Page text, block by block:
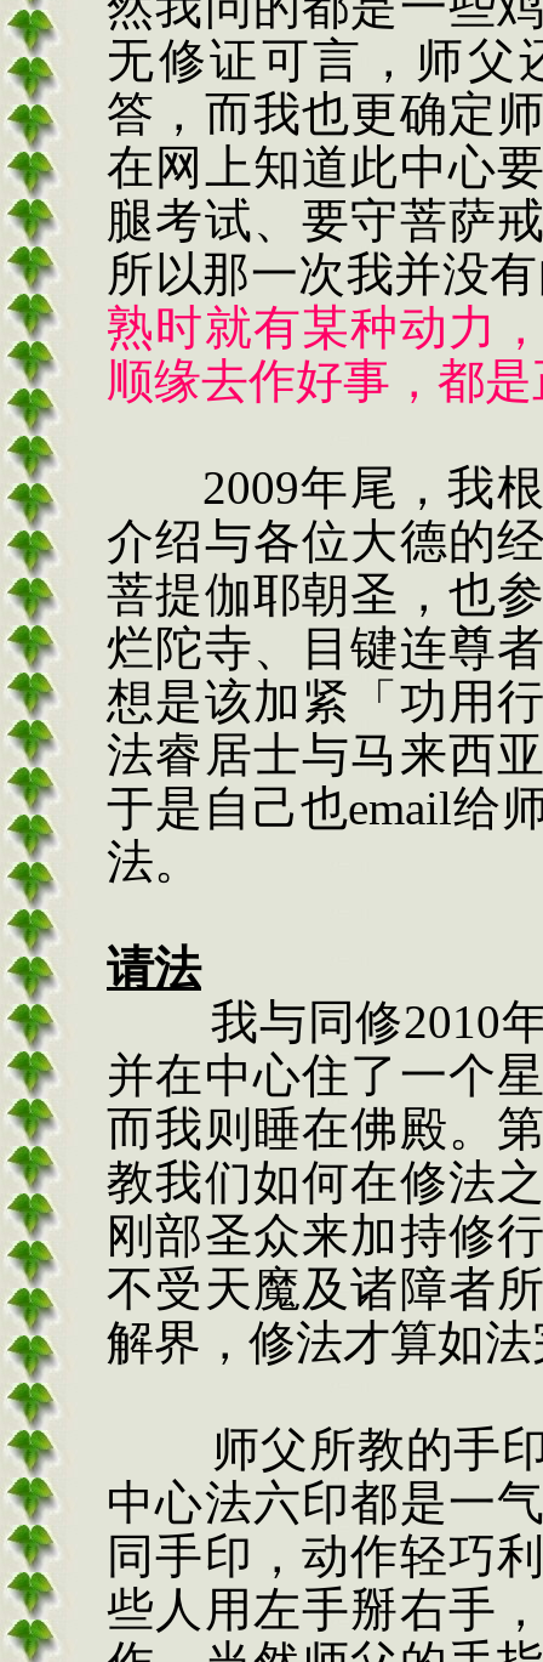
无修证可言，师父
答，而我也更确定
在网上知道此中心
腿考试、要守菩萨
所以那一次我并没
熟时就有某种动力
顺缘去作好事，都
2009年尾，我
介绍与各位大德的
菩提伽耶朝圣，也
烂陀寺、目键连尊
想是该加紧「功用
法睿居士与马来西
于是自己也email给
法。
请法
我与同修2010
并在中心住了一个
而我则睡在佛殿。
教我们如何在修法
刚部圣众来加持修
不受天魔及诸障者
解界，修法才算如
师父所教的手
中心法六印都是一
同手印，动作轻巧
些人用左手掰右手